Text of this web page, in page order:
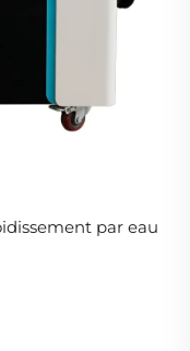
par eau